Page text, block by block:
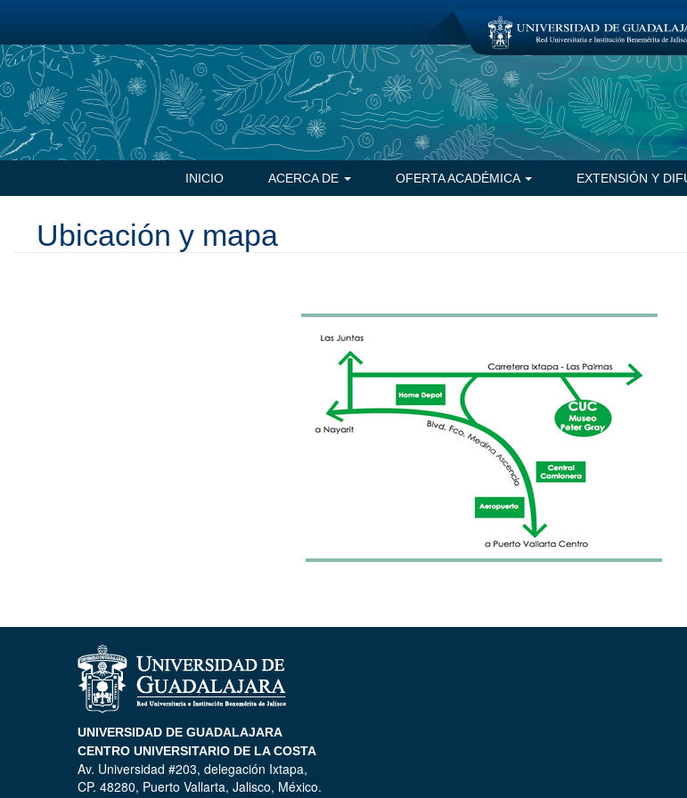
contenido
principal
Navegación
principal
INICIO ACERCA DE OFERTA ACADÉMICA EXTENSIÓN Y
Ubicación y mapa
UNIVERSIDAD DE GUADALAJARA
CENTRO UNIVERSITARIO DE LA COSTA
Av. Universidad #203, delegación Ixtapa,
CP. 48280, Puerto Vallarta, Jalisco, México.